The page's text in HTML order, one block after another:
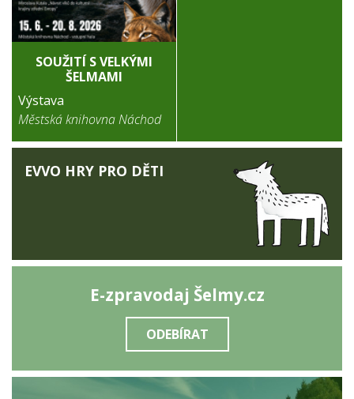
SOUŽITÍ S VELKÝMI
ŠELMAMI
Výstava
Městská knihovna Náchod
EVVO HRY PRO DĚTI
E-zpravodaj Šelmy.cz
ODEBÍRAT